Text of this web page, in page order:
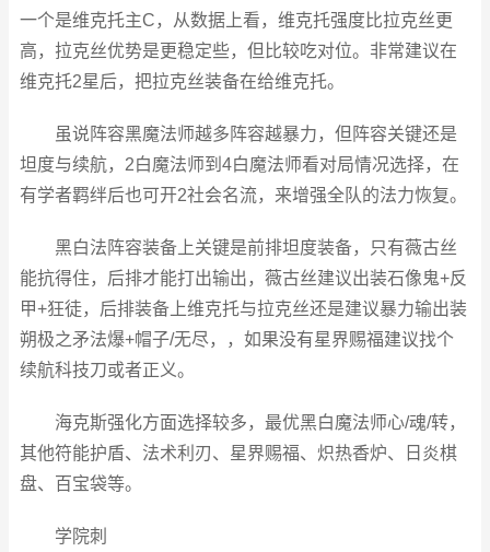
一个是维克托主C，从数据上看，维克托强度比拉克丝更
高，拉克丝优势是更稳定些，但比较吃对位。非常建议在
维克托2星后，把拉克丝装备在给维克托。
虽说阵容黑魔法师越多阵容越暴力，但阵容关键还是
坦度与续航，2白魔法师到4白魔法师看对局情况选择，在
有学者羁绊后也可开2社会名流，来增强全队的法力恢复。
黑白法阵容装备上关键是前排坦度装备，只有薇古丝
能抗得住，后排才能打出输出，薇古丝建议出装石像鬼+反
甲+狂徒，后排装备上维克托与拉克丝还是建议暴力输出装
朔极之矛法爆+帽子/无尽，，如果没有星界赐福建议找个
续航科技刀或者正义。
海克斯强化方面选择较多，最优黑白魔法师心/魂/转，
其他符能护盾、法术利刃、星界赐福、炽热香炉、日炎棋
盘、百宝袋等。
学院刺